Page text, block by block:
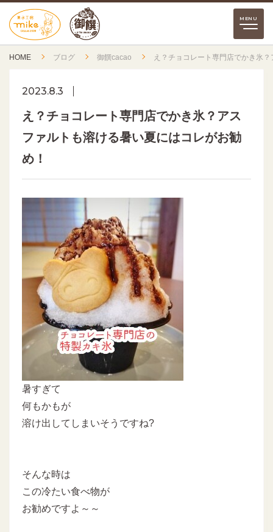
HOME ブログ 御饌cacao え？チョコレート専門店でかき氷
2023.8.3
え？チョコレート専門店でかき氷？アス
ファルトも溶ける暑い夏にはコレがお勧
め！
暑すぎて
何もかもが
溶け出してしまいそうですね?
そんな時は
この冷たい食べ物が
お勧めですよ～～